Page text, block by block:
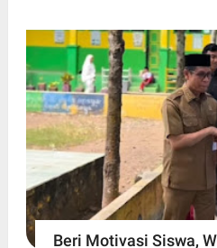
Beri Motivasi Siswa,